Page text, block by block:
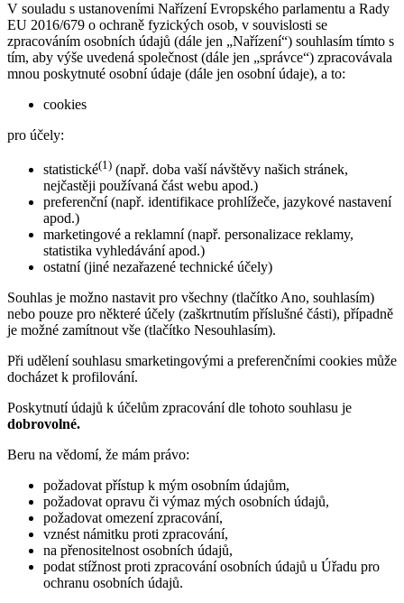
V souladu s ustanoveními Nařízení Evropského parlamentu a Rady
EU 2016/679 o ochraně fyzických osob, v souvislosti se
zpracováním osobních údajů (dále jen „Nařízení“) souhlasím tímto s
tím, aby výše uvedená společnost (dále jen „správce“) zpracovávala
mnou poskytnuté osobní údaje (dále jen osobní údaje), a to:
cookies
pro účely:
statistické(1) (např. doba vaší návštěvy našich stránek,
nejčastěji používaná část webu apod.)
preferenční (např. identifikace prohlížeče, jazykové nastavení
apod.)
marketingové a reklamní (např. personalizace reklamy,
statistika vyhledávání apod.)
ostatní (jiné nezařazené technické účely)
Souhlas je možno nastavit pro všechny (tlačítko Ano, souhlasím)
nebo pouze pro některé účely (zaškrtnutím příslušné části), případně
je možné zamítnout vše (tlačítko Nesouhlasím).
Při udělení souhlasu smarketingovými a preferenčními cookies může
docházet k profilování.
Poskytnutí údajů k účelům zpracování dle tohoto souhlasu je
dobrovolné.
Beru na vědomí, že mám právo:
požadovat přístup k mým osobním údajům,
požadovat opravu či výmaz mých osobních údajů,
požadovat omezení zpracování,
vznést námitku proti zpracování,
na přenositelnost osobních údajů,
podat stížnost proti zpracování osobních údajů u Úřadu pro
ochranu osobních údajů.